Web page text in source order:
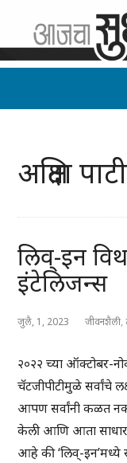
अक्षिता
लिव्-इन
इंटेलिजन्स
जुलै, 1, 2023 जीवनशैली,
२०२२ च्या ऑक्टोबर-
चॅटजीपीटीमुळे सर्वांचे
आपण सर्वांनी कळत
केली आणि आता
आहे की ‘लिव्-इन’मध्ये